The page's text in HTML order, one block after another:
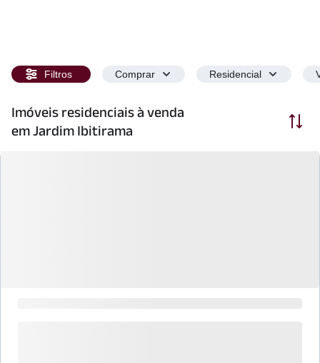
Filtros Comprar Residencial
Imóveis residenciais à venda
em Jardim Ibitirama
Ordenar